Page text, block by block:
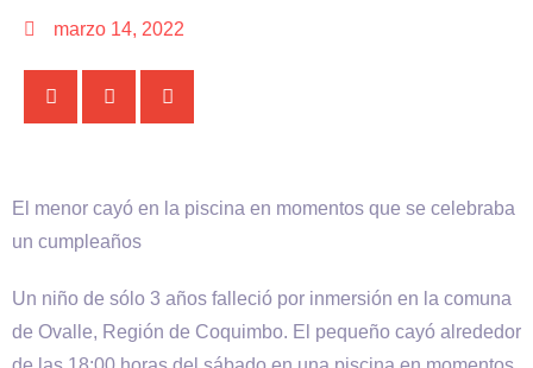
marzo 14, 2022
El menor cayó en la piscina en momentos que se celebraba
un cumpleaños
Un niño de sólo 3 años falleció por inmersión en la comuna
de Ovalle, Región de Coquimbo. El pequeño cayó alrededor